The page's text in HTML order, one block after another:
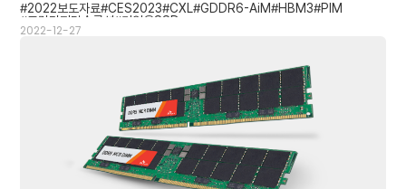
2022-12-27
2022보도자료 CES2023 CXL GDDR6-AiM HBM3 PIM
그린디지털솔루션
기업용SSD